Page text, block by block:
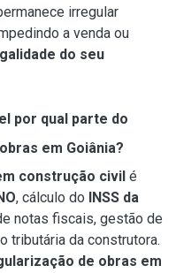
irregular
a venda ou
do seu
por qual parte do
em Goiânia?
construção civil é
, cálculo do
INSS da
notas fiscais, gestão de
tributária da construtora.
de obras em